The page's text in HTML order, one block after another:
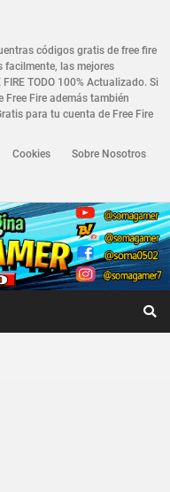
códigos gratis de free fire
las mejores
FIRE TODO 100% Actualizado. Si
Fire además también
para tu cuenta de Free Fire
Cookies Sobre Nosotros